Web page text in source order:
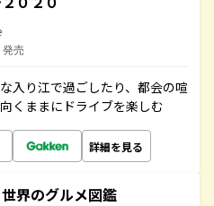
発売
入り江で過ごしたり、都会の喧
くままにドライブを楽しむ
詳細を見る
界のグルメ図鑑